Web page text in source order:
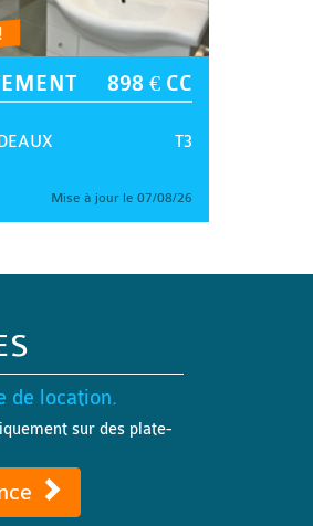
898 € CC
T3
Mise à jour le 07/08/26
de location.
sur des plate-